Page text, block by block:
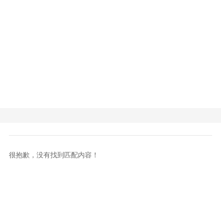
很抱歉，没有找到匹配内容！